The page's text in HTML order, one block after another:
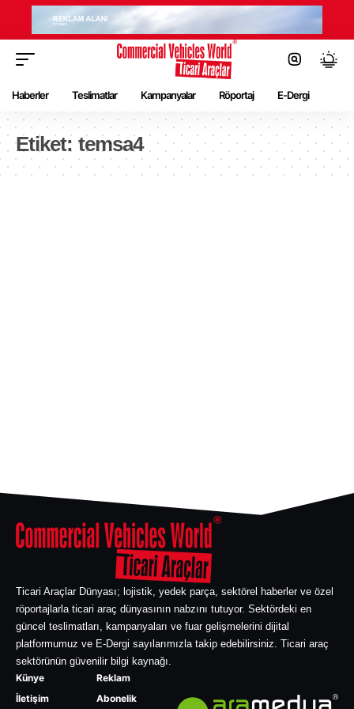
Haberler Teslimatlar Kampanyalar Röportaj E-Dergi
Etiket: temsa4
Ticari Araçlar Dünyası; lojistik, yedek parça, sektörel haberler ve özel
röportajlarla ticari araç dünyasının nabzını tutuyor. Sektördeki en
güncel teslimatları, kampanyaları ve fuar gelişmelerini dijital
platformumuz ve E-Dergi sayılarımızla takip edebilirsiniz. Ticari araç
sektörünün güvenilir bilgi kaynağı.
Künye
İletişim
Reklam
Abonelik